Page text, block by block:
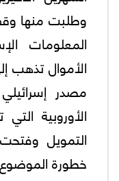
وطلبت منها
المعلومات
الأموال تذهب
مصدر
الأوروبية
التمويل
خطورة